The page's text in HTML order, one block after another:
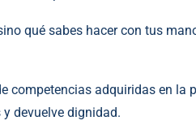
qué sabes hacer con tus
competencias adquiridas en la
devuelve dignidad.